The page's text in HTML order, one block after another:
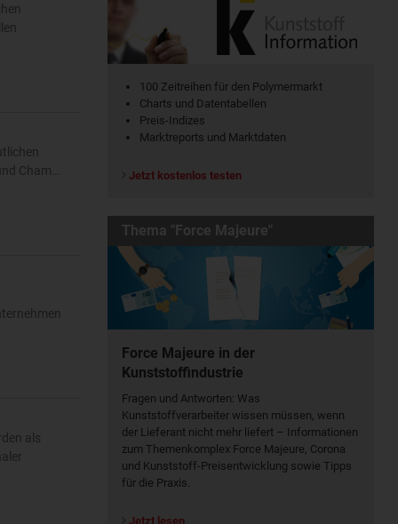
Cham…
als
100 Zeitreihen für den Polymermarkt
Charts und Datentabellen
Preis-Indizes
Marktreports und Marktdaten
Jetzt kostenlos testen
Thema "Force Majeure"
Force Majeure in der
Kunststoffindustrie
Fragen und Antworten: Was
Kunst­stoff­verarbeiter wissen müssen, wenn
der Lieferant nicht mehr liefert – Informationen
zum Themenkomplex Force Majeure, Corona
und Kunststoff-Preisentwicklung sowie Tipps
für die Praxis.
Jetzt lesen